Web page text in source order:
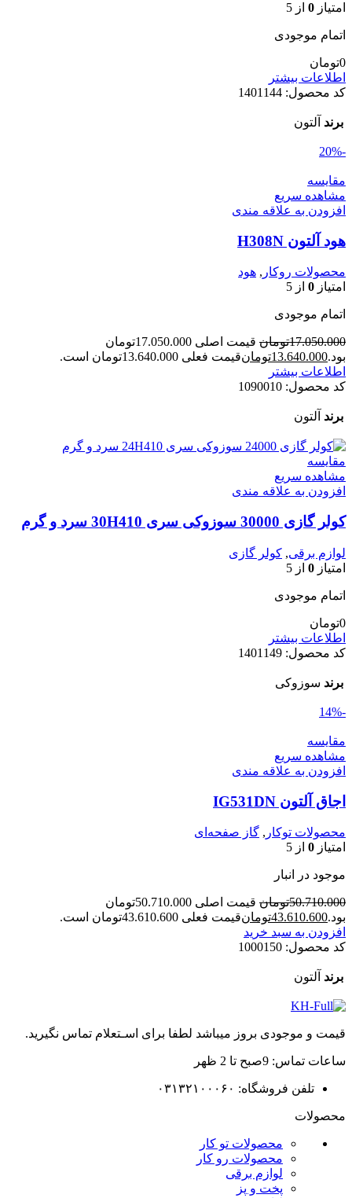
امتیاز 0 از 5
اتمام موجودی
0تومان
اطلاعات بیشتر
کد محصول: 1401144
برند آلتون
-20%
مقایسه
مشاهده سریع
افزودن به علاقه مندی
هود آلتون H308N
محصولات روکار , هود
امتیاز 0 از 5
اتمام موجودی
17.050.000تومان
قیمت اصلی 17.050.000تومان
بود.13.640.000تومانقیمت فعلی 13.640.000تومان است.
اطلاعات بیشتر
کد محصول: 1090010
برند آلتون
مقایسه
مشاهده سریع
افزودن به علاقه مندی
کولر گازی 30000 سوزوکی سری 30H410 سرد و گرم
لوازم برقی, کولر گازی
امتیاز 0 از 5
اتمام موجودی
0تومان
اطلاعات بیشتر
کد محصول: 1401149
برند سوزوکی
-14%
مقایسه
مشاهده سریع
افزودن به علاقه مندی
اجاق آلتون IG531DN
محصولات توکار , گاز صفحه‌ای
امتیاز 0 از 5
موجود در انبار
50.710.000تومان
قیمت اصلی 50.710.000تومان
بود.43.610.600تومانقیمت فعلی 43.610.600تومان است.
افزودن به سبد خرید
کد محصول: 1000150
برند آلتون
قیمت و موجودی بروز میباشد لطفا برای اسـتعلام تماس نگیرید.
ساعات تماس: 9صبح تا 2 ظهر
تلفن فروشگاه: ۰۳۱۳۲۱۰۰۰۶۰
محصولات
محصولات تو کار
محصولات رو کار
لوازم برقی
پخت و پز